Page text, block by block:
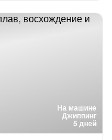
На машине
Джиппинг
5 дней